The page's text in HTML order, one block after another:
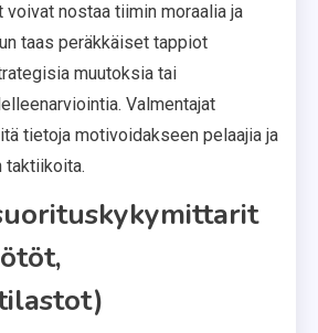
nostaa tiimin moraalia ja
taas peräkkäiset tappiot
muutoksia tai
Valmentajat
tietoja motivoidakseen pelaajia ja
taktiikoita.